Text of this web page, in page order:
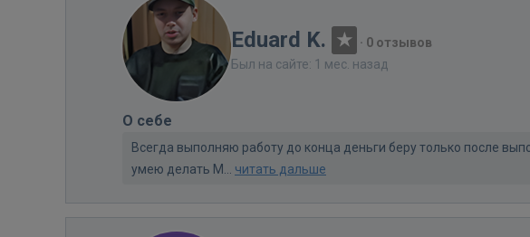
Eduard K. · 0 отзывов
Был на сайте: 1 мес. назад
О себе
Всегда выполняю работу до конца деньги беру только после
умею делать М... читать дальше